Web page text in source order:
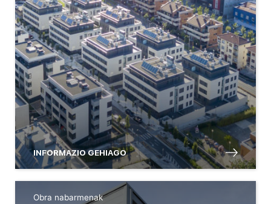
INFORMAZIO GEHIAGO
Obra nabarmenak